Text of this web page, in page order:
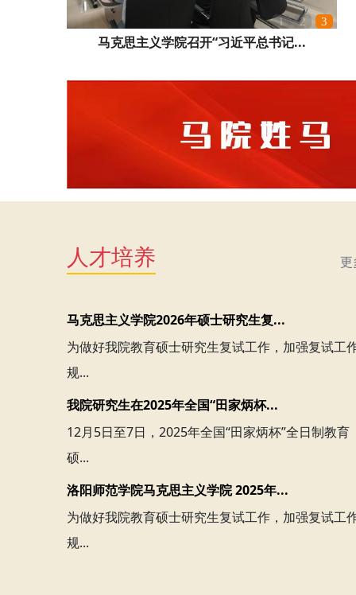
1 2 3
马克思主义学院召开“习近平总书记...
人才培养 更
马克思主义学院2026年硕士研究生复...
为做好我院教育硕士研究生复试工作，加强复试工
规...
我院研究生在2025年全国“田家炳杯...
12月5日至7日，2025年全国“田家炳杯”全日制教育
硕...
洛阳师范学院马克思主义学院 2025年...
为做好我院教育硕士研究生复试工作，加强复试工
规...